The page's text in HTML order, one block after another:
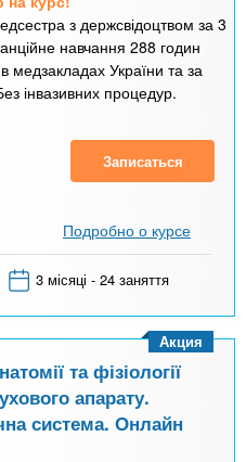
з держсвідоцтвом за 3
навчання 288 годин
медзакладах України та за
інвазивних процедур.
Записаться
Подробно о курсе
3 місяці - 24 заняття
та фізіології
апарату.
система. Онлайн
Акция